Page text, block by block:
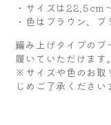
・サイズは22.5cm
・色はブラウン、
編み上げタイプのブ
履いていただけます。
※サイズや色のお取
じめご了承ください